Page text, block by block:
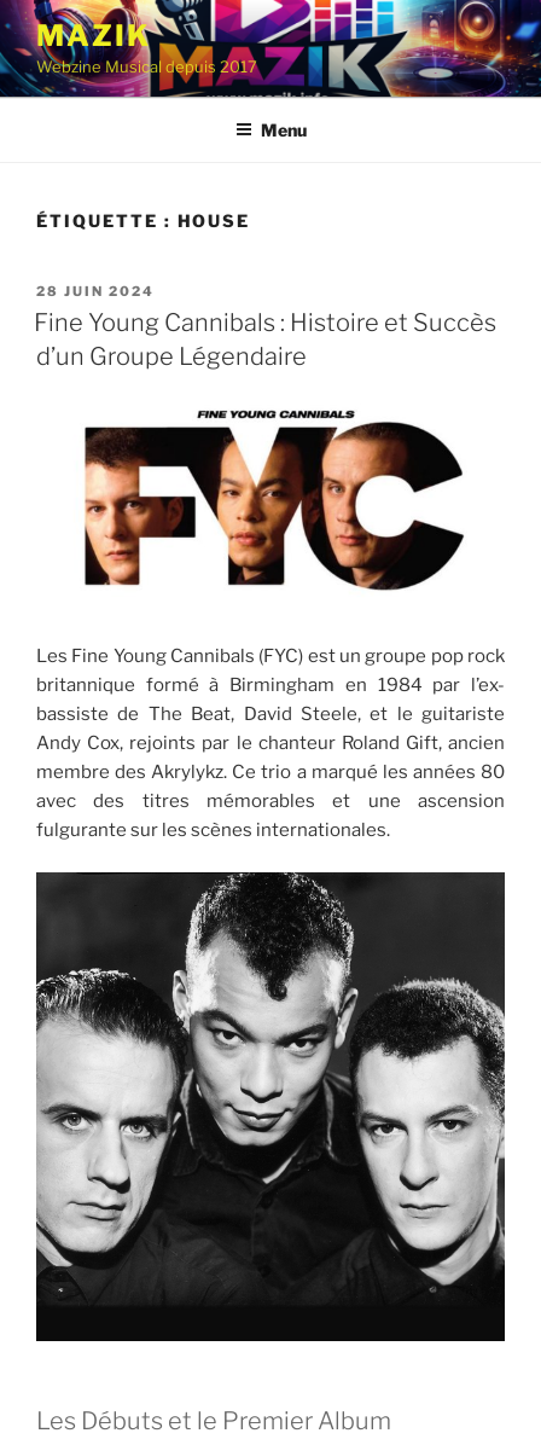
Aller
contenu
principal
MAZIK
Webzine Musical depuis 2017
Menu
ÉTIQUETTE : HOUSE
PUBLIÉ
LE
28 JUIN 2024
Fine Young Cannibals : Histoire et Succès
d’un Groupe Légendaire
Les Fine Young Cannibals (FYC) est un groupe pop rock
britannique formé à Birmingham en 1984 par l’ex-
bassiste de The Beat, David Steele, et le guitariste
Andy Cox, rejoints par le chanteur Roland Gift, ancien
membre des Akrylykz. Ce trio a marqué les années 80
avec des titres mémorables et une ascension
fulgurante sur les scènes internationales.
Les Débuts et le Premier Album